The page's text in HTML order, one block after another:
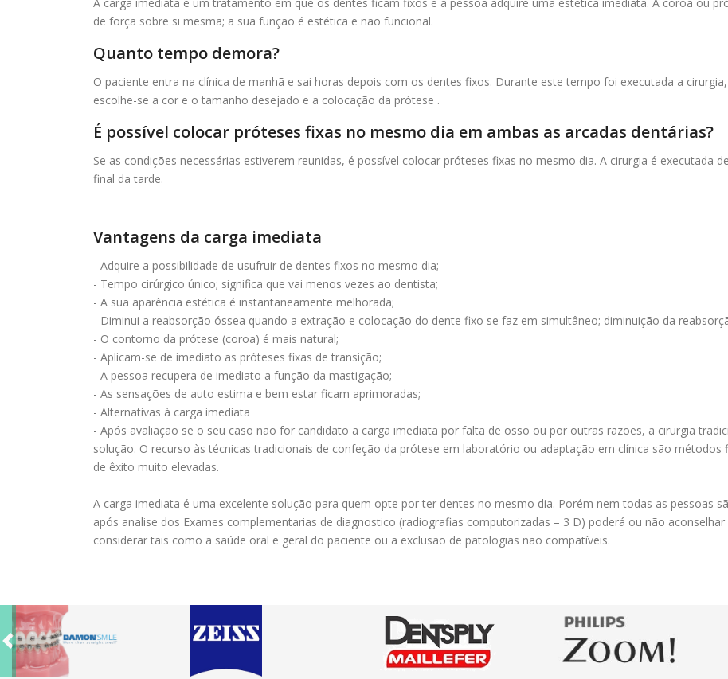
de força sobre si mesma; a sua função é estética e não funcional.
Quanto tempo demora?
O paciente entra na clínica de manhã e sai horas depois com os dentes fixos. Durante este tempo foi executada a
escolhe-se a cor e o tamanho desejado e a colocação da prótese .
É possível colocar próteses fixas no mesmo dia em ambas as arcadas dentárias?
Se as condições necessárias estiverem reunidas, é possível colocar próteses fixas no mesmo dia. A cirurgia é executada
final da tarde.
Vantagens da carga imediata
- Adquire a possibilidade de usufruir de dentes fixos no mesmo dia;
- Tempo cirúrgico único; significa que vai menos vezes ao dentista;
- A sua aparência estética é instantaneamente melhorada;
- Diminui a reabsorção óssea quando a extração e colocação do dente fixo se faz em simultâneo; diminuição da
- O contorno da prótese (coroa) é mais natural;
- Aplicam-se de imediato as próteses fixas de transição;
- A pessoa recupera de imediato a função da mastigação;
- As sensações de auto estima e bem estar ficam aprimoradas;
- Alternativas à carga imediata
- Após avaliação se o seu caso não for candidato a carga imediata por falta de osso ou por outras razões, a cirurgia
solução. O recurso às técnicas tradicionais de confeção da prótese em laboratório ou adaptação em clínica são
de êxito muito elevadas.
A carga imediata é uma excelente solução para quem opte por ter dentes no mesmo dia. Porém nem todas as pessoas
após analise dos Exames complementarias de diagnostico (radiografias computorizadas – 3 D) poderá ou não
considerar tais como a saúde oral e geral do paciente ou a exclusão de patologias não compatíveis.
Previous